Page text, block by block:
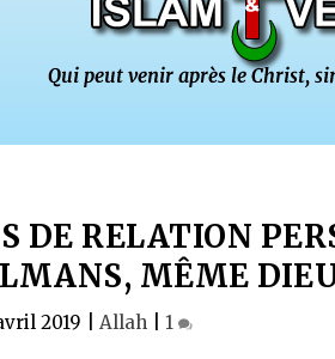
DE RELATION
MÊME
2019 Allah| 1